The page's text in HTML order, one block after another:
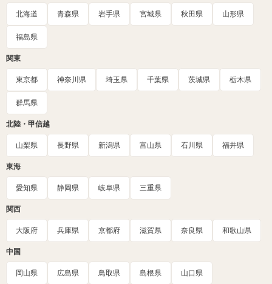
北海道 青森県 岩手県 宮城県 秋田県 山形県
福島県
関東
東京都 神奈川県 埼玉県 千葉県 茨城県 栃木県
群馬県
北陸・甲信越
山梨県 長野県 新潟県 富山県 石川県 福井県
東海
愛知県 静岡県 岐阜県 三重県
関西
大阪府 兵庫県 京都府 滋賀県 奈良県 和歌山県
中国
岡山県 広島県 鳥取県 島根県 山口県